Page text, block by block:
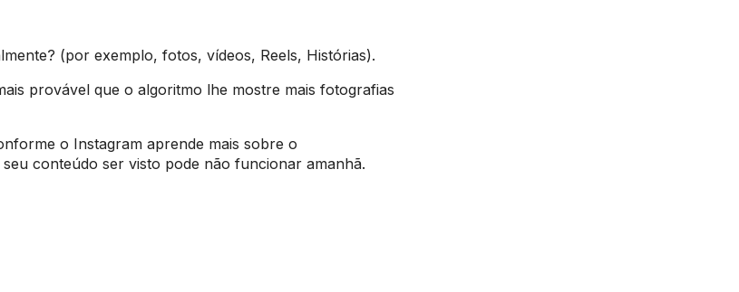
(por exemplo, fotos, vídeos, Reels, Histórias).
provável que o algoritmo lhe mostre mais fotografias
o Instagram aprende mais sobre o
conteúdo ser visto pode não funcionar amanhã.